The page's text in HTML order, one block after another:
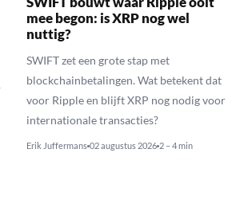
mee begon: is XRP nog wel
nuttig?
SWIFT zet een grote stap met
blockchainbetalingen. Wat betekent dat
voor Ripple en blijft XRP nog nodig voor
internationale transacties?
Erik Juffermans 02 augustus 2026 2 – 4 min